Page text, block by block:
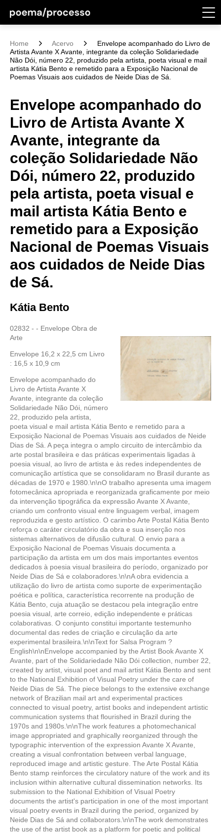
Home Acervo
Envelope acompanhado do Livro de
Artista Avante X Avante, integrante da coleção Solidariedade
Não Dói, número 22, produzido pela artista, poeta visual e mail
artista Kátia Bento e remetido para a Exposição Nacional de
Poemas Visuais aos cuidados de Neide Dias de Sá.
Envelope acompanhado do
Livro de Artista Avante X
Avante, integrante da
coleção Solidariedade Não
Dói, número 22, produzido
pela artista, poeta visual e
mail artista Kátia Bento e
remetido para a Exposição
Nacional de Poemas Visuais
aos cuidados de Neide Dias
de Sá.
Kátia Bento
02832 - - Envelope Obra de
Arte
Envelope 16,2 x 22,5 cm Livro
: 16,5 x 10,9 cm
Envelope acompanhado do
Livro de Artista Avante X
Avante, integrante da coleção
Solidariedade Não Dói, número
22, produzido pela artista,
poeta visual e mail artista Kátia Bento e remetido para a
Exposição Nacional de Poemas Visuais aos cuidados de Neide
Dias de Sá. A peça integra o amplo circuito de intercâmbio da
arte postal brasileira e das práticas experimentais ligadas à
poesia visual, ao livro de artista e às redes independentes de
comunicação artística que se consolidaram no Brasil durante as
décadas de 1970 e 1980.\n\nO trabalho apresenta uma imagem
fotomecânica apropriada e reorganizada graficamente por meio
da intervenção tipográfica da expressão Avante X Avante,
criando um confronto visual entre linguagem verbal, imagem
reproduzida e gesto artístico. O carimbo Arte Postal Kátia Bento
reforça o caráter circulatório da obra e sua inserção nos
sistemas alternativos de difusão cultural. O envio para a
Exposição Nacional de Poemas Visuais documenta a
participação da artista em um dos mais importantes eventos
dedicados à poesia visual brasileira do período, organizado por
Neide Dias de Sá e colaboradores.\n\nA obra evidencia a
utilização do livro de artista como suporte de experimentação
poética e política, característica recorrente na produção de
Kátia Bento, cuja atuação se destacou pela integração entre
poesia visual, arte correio, edição independente e práticas
colaborativas. O conjunto constitui importante testemunho
documental das redes de criação e circulação da arte
experimental brasileira.\n\nText for Salsa Program ?
English\n\nEnvelope accompanied by the Artist Book Avante X
Avante, part of the Solidariedade Não Dói collection, number 22,
created by artist, visual poet and mail artist Kátia Bento and sent
to the National Exhibition of Visual Poetry under the care of
Neide Dias de Sá. The piece belongs to the extensive exchange
network of Brazilian mail art and experimental practices
connected to visual poetry, artist books and independent artistic
communication systems that flourished in Brazil during the
1970s and 1980s.\n\nThe work features a photomechanical
image appropriated and graphically reorganized through the
typographic intervention of the expression Avante X Avante,
creating a visual confrontation between verbal language,
reproduced image and artistic gesture. The Arte Postal Kátia
Bento stamp reinforces the circulatory nature of the work and its
inclusion within alternative cultural dissemination networks. Its
submission to the National Exhibition of Visual Poetry
documents the artist's participation in one of the most important
visual poetry events in Brazil during the period, organized by
Neide Dias de Sá and collaborators.\n\nThe work demonstrates
the use of the artist book as a platform for poetic and political